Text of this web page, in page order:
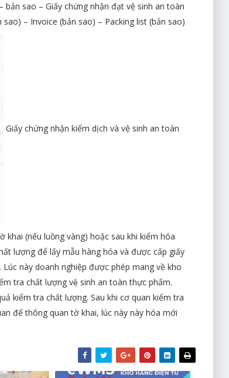
bản sao – Giấy chứng nhận đạt vệ sinh an toàn
– Invoice (bản sao) – Packing list (bản sao)
Giấy chứng nhận kiểm dịch và vệ sinh an toàn
khai (nếu luồng vàng) hoặc sau khi kiểm hóa
lượng để lấy mẫu hàng hóa và được cấp giấy
này doanh nghiệp được phép mang về kho
tra chất lượng vệ sinh an toàn thực phẩm.
kiểm tra chất lượng. Sau khi cơ quan kiểm tra
để thông quan tờ khai, lúc này này hóa mới